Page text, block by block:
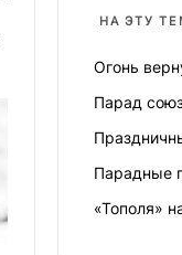
НА ЭТУ
Огонь
Парад
Парадные
«Тополя»